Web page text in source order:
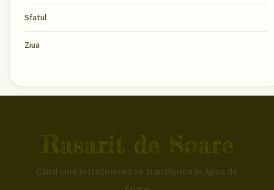
Sfatul
Ziua
Rasarit de Soare
Când vine întreținerea se transforma în Apus de